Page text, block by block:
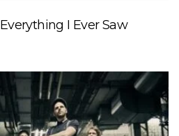
I Ever Saw